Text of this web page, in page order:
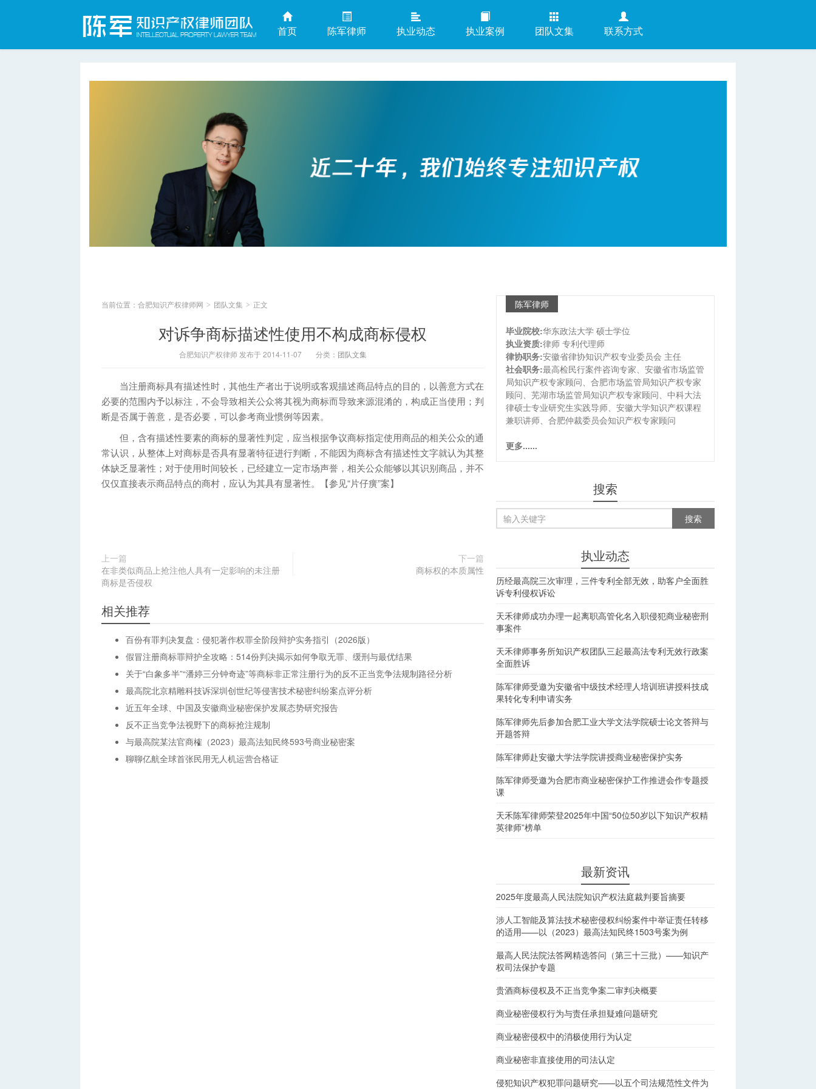
首页 陈军律师 执业动态 执业案例 团队文集 联系方式
当前位置： 合肥知识产权律师网 > 团队文集 > 正文
对诉争商标描述性使用不构成商标侵权
合肥知识产权律师 发布于 2014-11-07 分类： 团队文集
当注册商标具有描述性时，其他生产者出于说明或客观描述商品特点的目的，以善意方式在
必要的范围内予以标注，不会导致相关公众将其视为商标而导致来源混淆的，构成正当使用；判
断是否属于善意，是否必要，可以参考商业惯例等因素。
但，含有描述性要素的商标的显著性判定，应当根据争议商标指定使用商品的相关公众的通
常认识，从整体上对商标是否具有显著特征进行判断，不能因为商标含有描述性文字就认为其整
体缺乏显著性；对于使用时间较长，已经建立一定市场声誉，相关公众能够以其识别商品，并不
仅仅直接表示商品特点的商村，应认为其具有显著性。【参见“片仔癀”案】
上一篇
在非类似商品上抢注他人具有一定影响的未注册
商标是否侵权
下一篇
商标权的本质属性
相关推荐
百份有罪判决复盘：侵犯著作权罪全阶段辩护实务指引（2026版）
假冒注册商标罪辩护全攻略：514份判决揭示如何争取无罪、缓刑与最优结果
关于“白象多半”“潘婷三分钟奇迹”等商标非正常注册行为的反不正当竞争法规制路径分析
最高院北京精雕科技诉深圳创世纪等侵害技术秘密纠纷案点评分析
近五年全球、中国及安徽商业秘密保护发展态势研究报告
反不正当竞争法视野下的商标抢注规制
与最高院某法官商榷（2023）最高法知民终593号商业秘密案
聊聊亿航全球首张民用无人机运营合格证
陈军律师
毕业院校:华东政法大学 硕士学位
执业资质:律师 专利代理师
律协职务:安徽省律协知识产权专业委员会 主任
社会职务:最高检民行案件咨询专家、安徽省市场监管
局知识产权专家顾问、合肥市场监管局知识产权专家
顾问、芜湖市场监管局知识产权专家顾问、中科大法
律硕士专业研究生实践导师、安徽大学知识产权课程
兼职讲师、合肥仲裁委员会知识产权专家顾问
更多......
搜索
执业动态
历经最高院三次审理，三件专利全部无效，助客户全面胜
诉专利侵权诉讼
天禾律师成功办理一起离职高管化名入职侵犯商业秘密刑
事案件
天禾律师事务所知识产权团队三起最高法专利无效行政案
全面胜诉
陈军律师受邀为安徽省中级技术经理人培训班讲授科技成
果转化专利申请实务
陈军律师先后参加合肥工业大学文法学院硕士论文答辩与
开题答辩
陈军律师赴安徽大学法学院讲授商业秘密保护实务
陈军律师受邀为合肥市商业秘密保护工作推进会作专题授
课
天禾陈军律师荣登2025年中国“50位50岁以下知识产权精
英律师”榜单
最新资讯
2025年度最高人民法院知识产权法庭裁判要旨摘要
涉人工智能及算法技术秘密侵权纠纷案件中举证责任转移
的适用——以（2023）最高法知民终1503号案为例
最高人民法院法答网精选答问（第三十三批）——知识产
权司法保护专题
贵酒商标侵权及不正当竞争案二审判决概要
商业秘密侵权行为与责任承担疑难问题研究
商业秘密侵权中的消极使用行为认定
商业秘密非直接使用的司法认定
侵犯知识产权犯罪问题研究——以五个司法规范性文件为